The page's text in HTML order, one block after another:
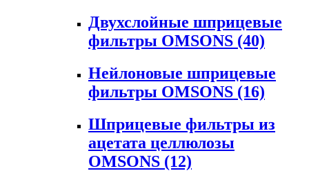
Двухслойные шприцевые
фильтры OMSONS (40)
Нейлоновые шприцевые
фильтры OMSONS (16)
Шприцевые фильтры из
ацетата целлюлозы
OMSONS (12)